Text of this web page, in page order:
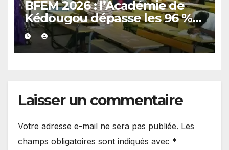
BFEM 2026 : l’Académie de
Kédougou dépasse les 96 %
de réussite et confirme son
excellence
Laisser un commentaire
Votre adresse e-mail ne sera pas publiée. Les
champs obligatoires sont indiqués avec *